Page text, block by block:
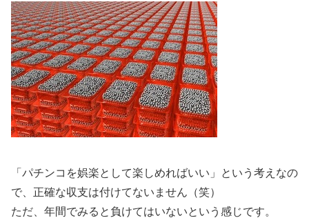
「パチンコを娯楽として楽しめればいい」という考えなの
で、正確な収支は付けてないません（笑）
ただ、年間でみると負けてはいないという感じです。